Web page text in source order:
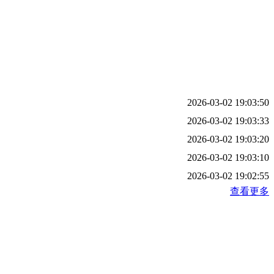
2026-03-02 19:03:50
2026-03-02 19:03:33
2026-03-02 19:03:20
2026-03-02 19:03:10
2026-03-02 19:02:55
查看更多